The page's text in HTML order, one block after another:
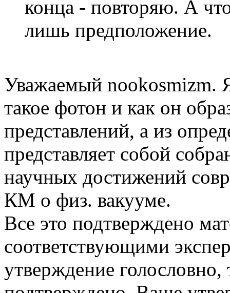
конца - повторяю. А
лишь предположение.
Уважаемый nookosmizm.
такое фотон и как он
представлений, а из
представляет собой
научных достижений
КМ о физ. вакууме.
Все это подтверждено
соответствующими
утверждение голословно,